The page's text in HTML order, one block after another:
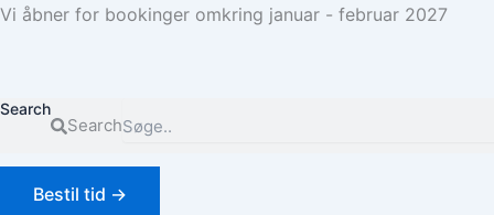
Gå
Vi åbner for bookinger omkring januar - februar 2027
Search
Search
Bestil tid →